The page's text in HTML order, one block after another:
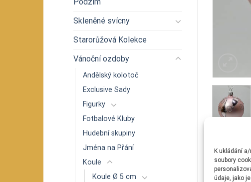
K ukládání
soubory
údaje, jako
Skleněné svícny
Starorůžová Kolekce
Vánoční ozdoby
Andělský kolotoč
Exclusive Sady
Figurky
Fotbalové Kluby
Hudební skupiny
Jména na Přání
Koule
Koule Ø 5 cm